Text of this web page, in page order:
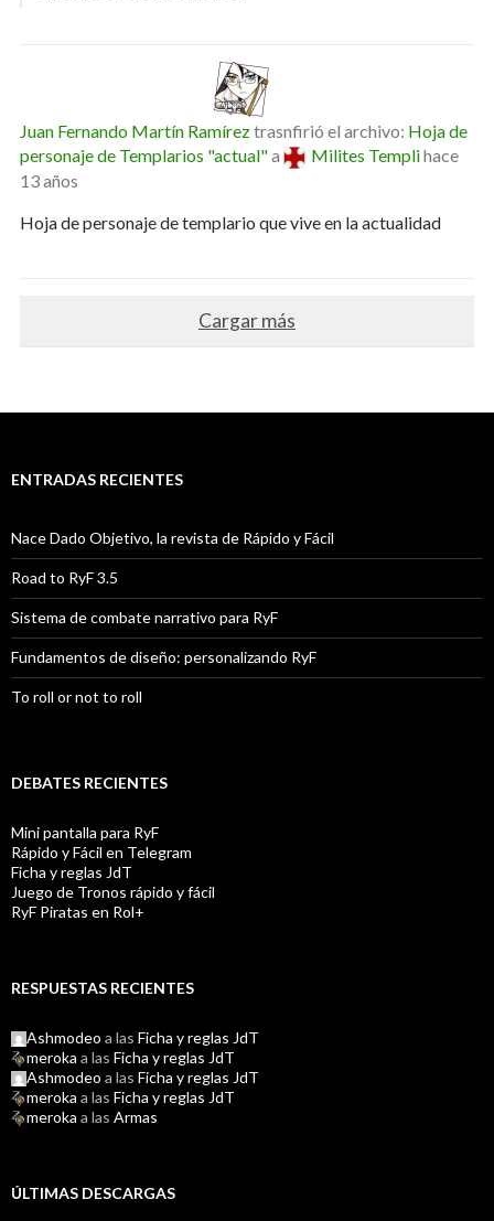
Juan Fernando Martín Ramíreztrasnfirió el archivo: Hoja de
personaje de Templarios "actual"a Milites Templihace
13 años
Hoja de personaje de templario que vive en la actualidad
Cargar más
ENTRADAS RECIENTES
Nace Dado Objetivo, la revista de Rápido y Fácil
Road to RyF 3.5
Sistema de combate narrativo para RyF
Fundamentos de diseño: personalizando RyF
To roll or not to roll
DEBATES RECIENTES
Mini pantalla para RyF
Rápido y Fácil en Telegram
Ficha y reglas JdT
Juego de Tronos rápido y fácil
RyF Piratas en Rol+
RESPUESTAS RECIENTES
Ashmodeo a las Ficha y reglas JdT
meroka a las Ficha y reglas JdT
Ashmodeo a las Ficha y reglas JdT
meroka a las Ficha y reglas JdT
meroka a las Armas
ÚLTIMAS DESCARGAS